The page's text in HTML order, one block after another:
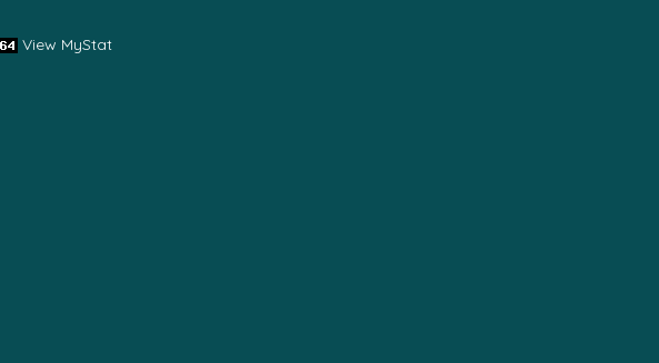
View MyStat